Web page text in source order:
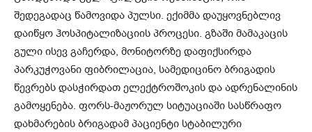
შედეგადაც წამოვიდა პულსი. ექიმმა დაუყოვნებლივ
დაიწყო ჰოსპიტალიზაციის პროცესი. გზაში მამაკაცის
გული ისევ გაჩერდა, მონიტორზე დაფიქსირდა
პარკუჭოვანი ფიბრილაცია, სამედიცინო ბრიგადის
წევრებს დასჭირდათ ელექტროშოკის და ადრენალინის
გამოყენება. ფორს-მაჟორულ სიტუაციაში სასწრაფო
დახმარების ბრიგადამ პაციენტი სტაბილური